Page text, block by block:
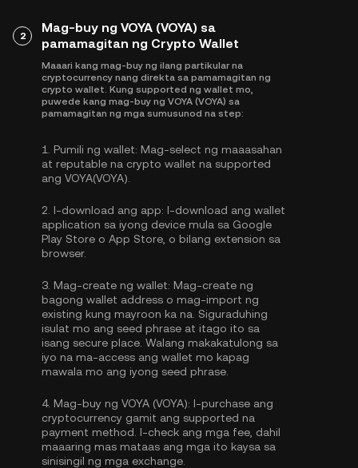
2
Mag-buy ng VOYA (VOYA) sa
pamamagitan ng Crypto Wallet
Maaari kang mag-buy ng ilang partikular na
cryptocurrency nang direkta sa pamamagitan ng
crypto wallet. Kung supported ng wallet mo,
puwede kang mag-buy ng VOYA (VOYA) sa
pamamagitan ng mga sumusunod na step:
1. Pumili ng wallet: Mag-select ng maaasahan
at reputable na crypto wallet na supported
ang VOYA(VOYA).
2. I-download ang app: I-download ang wallet
application sa iyong device mula sa Google
Play Store o App Store, o bilang extension sa
browser.
3. Mag-create ng wallet: Mag-create ng
bagong wallet address o mag-import ng
existing kung mayroon ka na. Siguraduhing
isulat mo ang seed phrase at itago ito sa
isang secure place. Walang makakatulong sa
iyo na ma-access ang wallet mo kapag
mawala mo ang iyong seed phrase.
4. Mag-buy ng VOYA (VOYA): I-purchase ang
cryptocurrency gamit ang supported na
payment method. I-check ang mga fee, dahil
maaaring mas mataas ang mga ito kaysa sa
sinisingil ng mga exchange.